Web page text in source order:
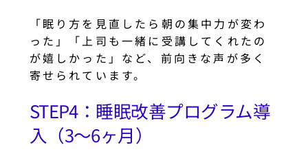
「眠り方を見直したら朝の集中力が変わ
った」「上司も一緒に受講してくれたの
が嬉しかった」など、前向きな声が多く
寄せられています。
STEP4：睡眠改善プログラム導
入（3〜6ヶ月）